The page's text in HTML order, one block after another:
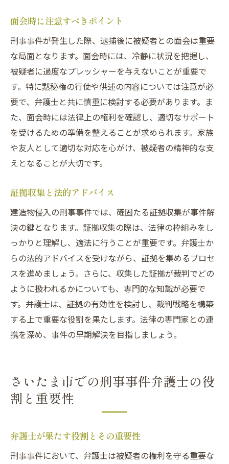
面会時に注意すべきポイント
刑事事件が発生した際、逮捕後に被疑者との面会は重要
な局面となります。面会時には、冷静に状況を把握し、
被疑者に過度なプレッシャーを与えないことが重要で
す。特に黙秘権の行使や供述の内容については注意が必
要で、弁護士と共に慎重に検討する必要があります。ま
た、面会時には法律上の権利を確認し、適切なサポート
を受けるための準備を整えることが求められます。家族
や友人として適切な対応を心がけ、被疑者の精神的な支
えとなることが大切です。
証拠収集と法的アドバイス
建造物侵入の刑事事件では、確固たる証拠収集が事件解
決の鍵となります。証拠収集の際は、法律の枠組みをし
っかりと理解し、適法に行うことが重要です。弁護士か
らの法的アドバイスを受けながら、証拠を集めるプロセ
スを進めましょう。さらに、収集した証拠が裁判でどの
ように扱われるかについても、専門的な知識が必要で
す。弁護士は、証拠の有効性を検討し、裁判戦略を構築
する上で重要な役割を果たします。法律の専門家との連
携を深め、事件の早期解決を目指しましょう。
さいたま市での刑事事件弁護士の役
割と重要性
弁護士が果たす役割とその重要性
刑事事件において、弁護士は被疑者の権利を守る重要な